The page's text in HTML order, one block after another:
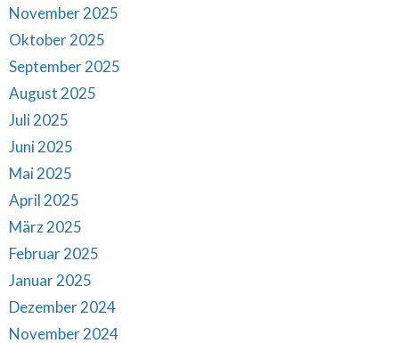
November 2025
Oktober 2025
September 2025
August 2025
Juli 2025
Juni 2025
Mai 2025
April 2025
März 2025
Februar 2025
Januar 2025
Dezember 2024
November 2024